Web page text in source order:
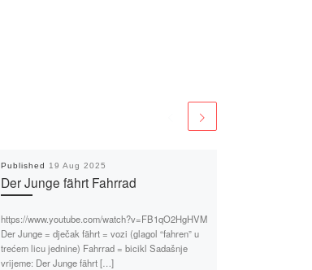
Published 19 Aug 2025
Der Junge fährt Fahrrad
https://www.youtube.com/watch?v=FB1qO2HgHVM
Der Junge = dječak fährt = vozi (glagol “fahren” u
trećem licu jednine) Fahrrad = bicikl Sadašnje
vrijeme: Der Junge fährt […]